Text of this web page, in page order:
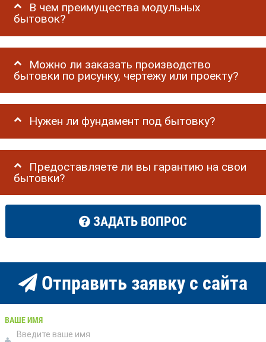
В чем преимущества модульных
бытовок?
Можно ли заказать производство
бытовки по рисунку, чертежу или проекту?
Нужен ли фундамент под бытовку?
Предоставляете ли вы гарантию на свои
бытовки?
ЗАДАТЬ ВОПРОС
Отправить заявку с сайта
ВАШЕ ИМЯ